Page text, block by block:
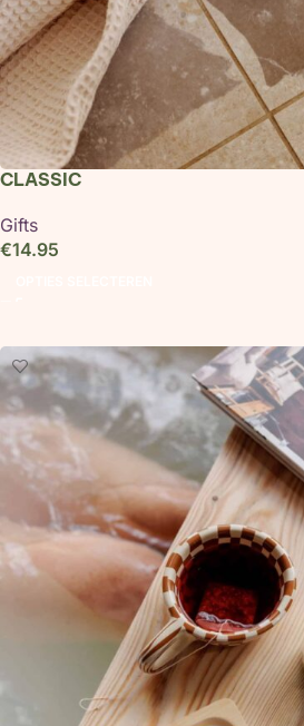
CLASSIC
Gifts
€14.95